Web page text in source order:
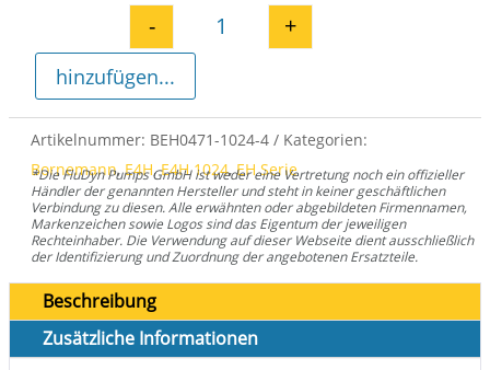
Scheibe für E4h 1024 Menge
- +
hinzufügen...
Artikelnummer: BEH0471-1024-4
Kategorien:
Bornemann,E4H,E4H 1024,EH Serie
*Die FluDyn Pumps GmbH ist weder eine Vertretung noch ein offizieller
Händler der genannten Hersteller und steht in keiner geschäftlichen
Verbindung zu diesen. Alle erwähnten oder abgebildeten Firmennamen,
Markenzeichen sowie Logos sind das Eigentum der jeweiligen
Rechteinhaber. Die Verwendung auf dieser Webseite dient ausschließlich
der Identifizierung und Zuordnung der angebotenen Ersatzteile.
Beschreibung
Zusätzliche Informationen